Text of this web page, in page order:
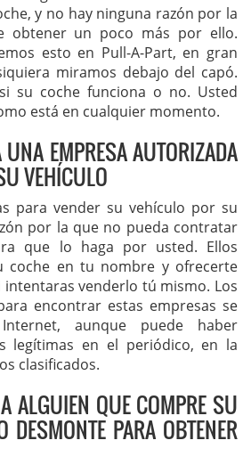
y no hay ninguna razón por la
obtener un poco más por ello.
esto en Pull-A-Part, en gran
miramos debajo del capó.
su coche funciona o no. Usted
está en cualquier momento.
EMPRESA AUTORIZADA
VEHÍCULO
para vender su vehículo por su
por la que no pueda contratar
que lo haga por usted. Ellos
coche en tu nombre y ofrecerte
venderlo tú mismo. Los
encontrar estas empresas se
aunque puede haber
legítimas en el periódico, en la
clasificados.
ALGUIEN QUE COMPRE SU
DESMONTE PARA OBTENER